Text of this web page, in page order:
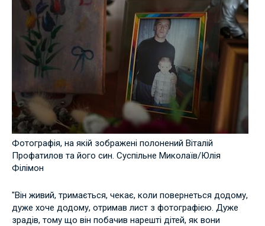
Фотографія, на якій зображені полонений Віталій
Профатилов та його син. Суспільне Миколаїв/Юлія
Філімон
"Він живий, тримається, чекає, коли повернеться додому,
дуже хоче додому, отримав лист з фотографією. Дуже
зрадів, тому що він побачив нарешті дітей, як вони